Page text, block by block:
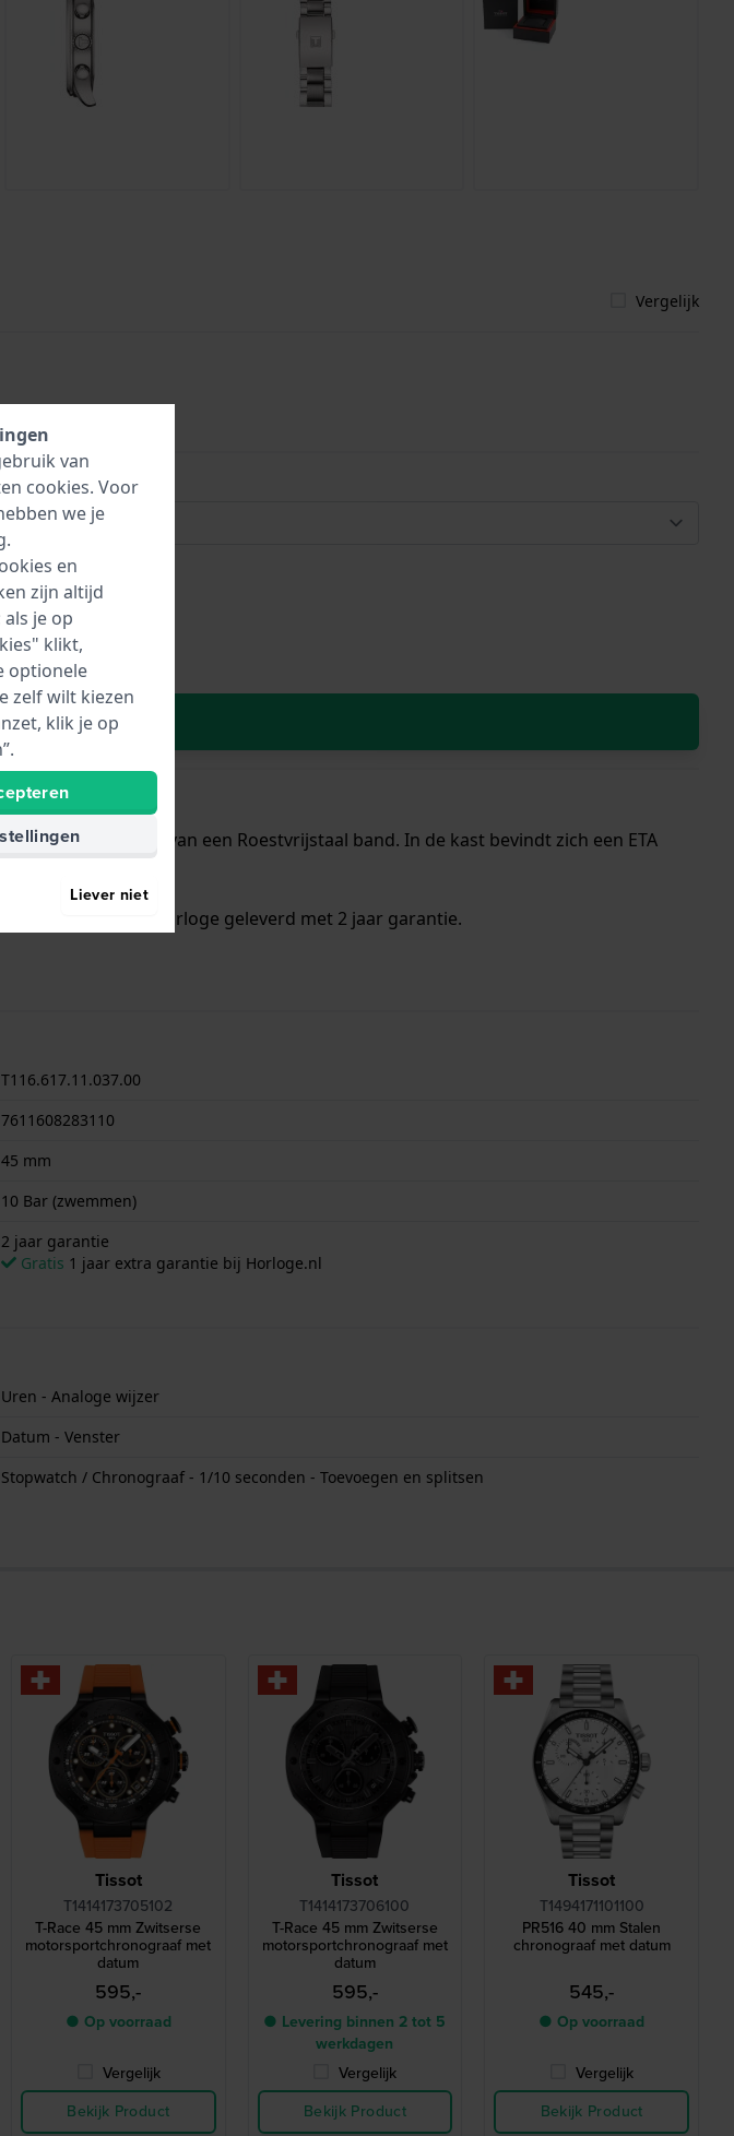
Vergelijk
en is voorzien van een Roestvrijstaal band. In de kast bevindt zich een ETA
wordt het horloge geleverd met 2 jaar garantie.
T116.617.11.037.00
7611608283110
45 mm
10 Bar (zwemmen)
2 jaar garantie
Gratis 1 jaar extra garantie bij Horloge.nl
Uren - Analoge wijzer
Datum - Venster
Stopwatch / Chronograaf - 1/10 seconden - Toevoegen en splitsen
Tissot
T1414173705102
T-Race 45 mm Zwitserse
motorsportchronograaf met
datum
595,-
● Op voorraad
Vergelijk
Bekijk Product
Tissot
T1414173706100
T-Race 45 mm Zwitserse
motorsportchronograaf met
datum
595,-
● Levering binnen 2 tot 5
werkdagen
Vergelijk
Bekijk Product
Tissot
T1494171101100
PR516 40 mm Stalen
chronograaf met datum
545,-
● Op voorraad
Vergelijk
Bekijk Product
van
cookies. Voor
we je
en
zijn altijd
je op
klikt,
optionele
zelf wilt kiezen
klik je op
Liever niet